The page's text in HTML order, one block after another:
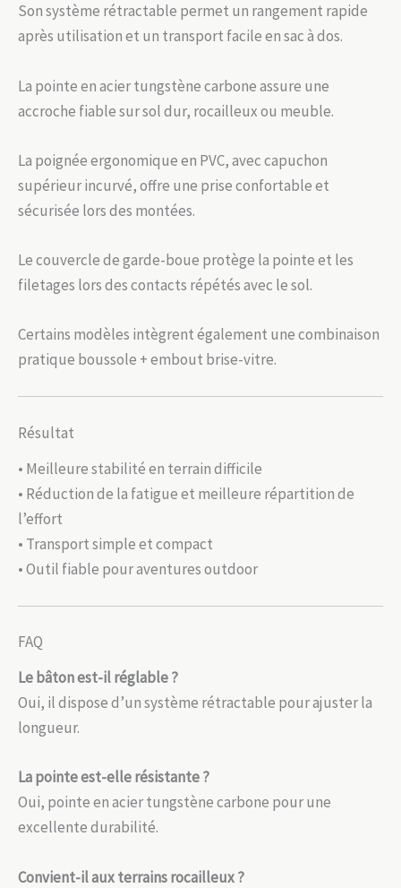
Son système rétractable permet un rangement rapide
après utilisation et un transport facile en sac à dos.
La pointe en acier tungstène carbone assure une
accroche fiable sur sol dur, rocailleux ou meuble.
La poignée ergonomique en PVC, avec capuchon
supérieur incurvé, offre une prise confortable et
sécurisée lors des montées.
Le couvercle de garde-boue protège la pointe et les
filetages lors des contacts répétés avec le sol.
Certains modèles intègrent également une combinaison
pratique boussole + embout brise-vitre.
Résultat
• Meilleure stabilité en terrain difficile
• Réduction de la fatigue et meilleure répartition de
l’effort
• Transport simple et compact
• Outil fiable pour aventures outdoor
FAQ
Le bâton est-il réglable ?
Oui, il dispose d’un système rétractable pour ajuster la
longueur.
La pointe est-elle résistante ?
Oui, pointe en acier tungstène carbone pour une
excellente durabilité.
Convient-il aux terrains rocailleux ?